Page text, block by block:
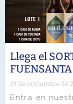
Llega el
19 de noviembre de
Entra en